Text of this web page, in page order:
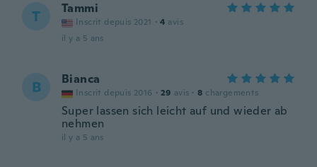
T Tammi
Inscrit depuis 2021 · 4 avis
il y a 5 ans
B Bianca
Inscrit depuis 2016 · 29 avis · 8 chargements
Super lassen sich leicht auf und wieder ab
nehmen
il y a 5 ans